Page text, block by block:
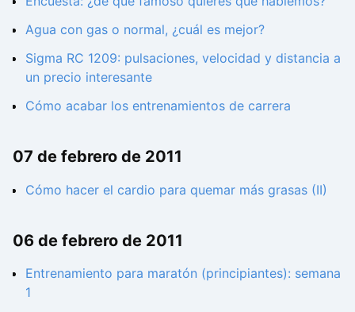
Agua con gas o normal, ¿cuál es mejor?
Sigma RC 1209: pulsaciones, velocidad y distancia a
un precio interesante
Cómo acabar los entrenamientos de carrera
07 de febrero de 2011
Cómo hacer el cardio para quemar más grasas (II)
06 de febrero de 2011
Entrenamiento para maratón (principiantes): semana
1